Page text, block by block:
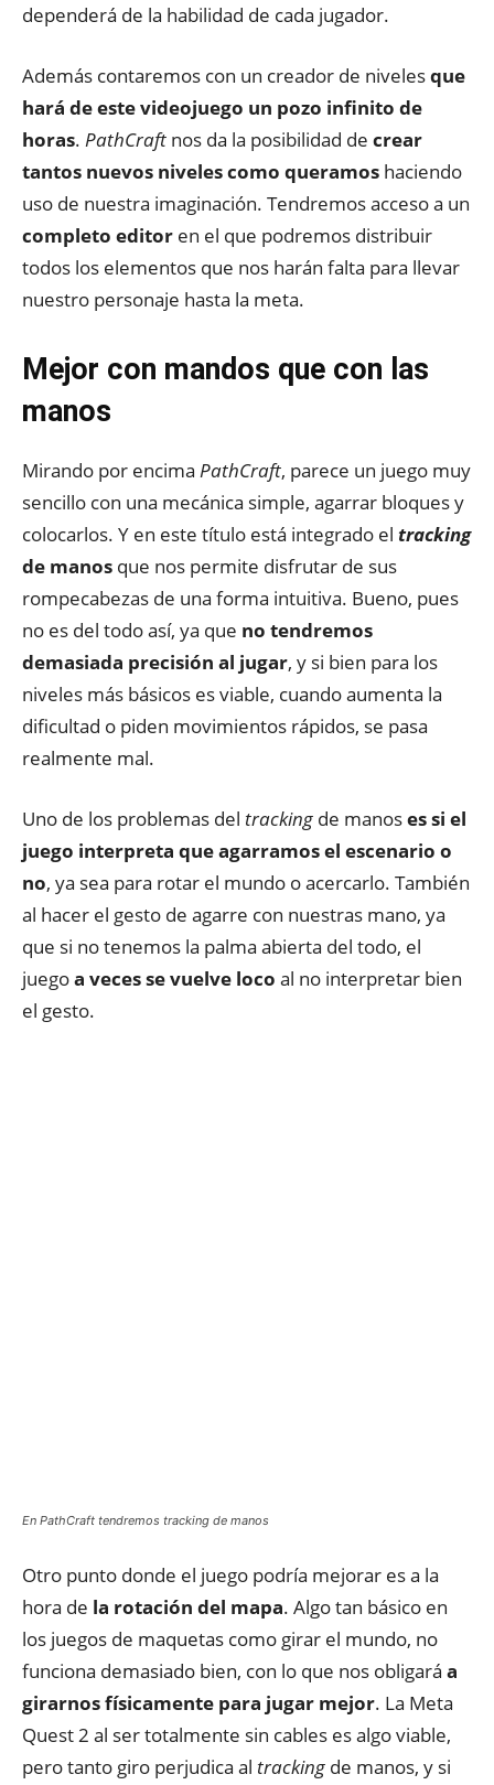
dependerá de la habilidad de cada jugador.
Además contaremos con un creador de nivelesque
hará de este videojuego un pozo infinito de
horas. PathCraft nos da la posibilidad de crear
tantos nuevos niveles como queramos haciendo
uso de nuestra imaginación. Tendremos acceso a un
completo editor en el que podremos distribuir
todos los elementos que nos harán falta para llevar
nuestro personaje hasta la meta.
Mejor con mandos que con las
manos
Mirando por encima PathCraft, parece un juego muy
sencillo con una mecánica simple, agarrar bloques y
colocarlos. Y en este título está integrado el tracking
de manos que nos permite disfrutar de sus
rompecabezas de una forma intuitiva. Bueno, pues
no es del todo así, ya que no tendremos
demasiada precisión al jugar, y si bien para los
niveles más básicos es viable, cuando aumenta la
dificultad o piden movimientos rápidos, se pasa
realmente mal.
Uno de los problemas del tracking de manoses si el
juego interpreta que agarramos el escenario o
no, ya sea para rotar el mundo o acercarlo. También
al hacer el gesto de agarre con nuestras mano, ya
que si no tenemos la palma abierta del todo, el
juegoa veces se vuelve loco al no interpretar bien
el gesto.
En PathCraft tendremos tracking de manos
Otro punto donde el juego podría mejorar es a la
hora de la rotación del mapa. Algo tan básico en
los juegos de maquetas como girar el mundo, no
funciona demasiado bien, con lo que nos obligará a
girarnos físicamente para jugar mejor. La Meta
Quest 2 al ser totalmente sin cables es algo viable,
pero tanto giro perjudica al tracking de manos, y si